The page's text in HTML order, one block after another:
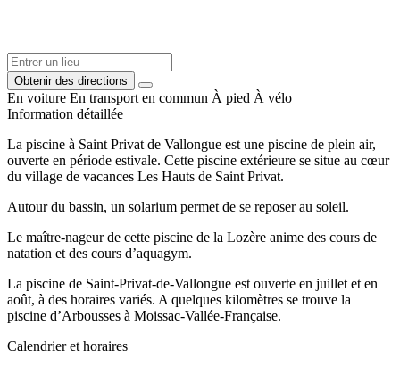
Obtenir des directions
En voiture En transport en commun À pied À vélo
Information détaillée
La piscine à Saint Privat de Vallongue est une piscine de plein air,
ouverte en période estivale. Cette piscine extérieure se situe au cœur
du village de vacances Les Hauts de Saint Privat.
Autour du bassin, un solarium permet de se reposer au soleil.
Le maître-nageur de cette piscine de la Lozère anime des cours de
natation et des cours d’aquagym.
La piscine de Saint-Privat-de-Vallongue est ouverte en juillet et en
août, à des horaires variés. A quelques kilomètres se trouve la
piscine d’Arbousses à Moissac-Vallée-Française.
Calendrier et horaires